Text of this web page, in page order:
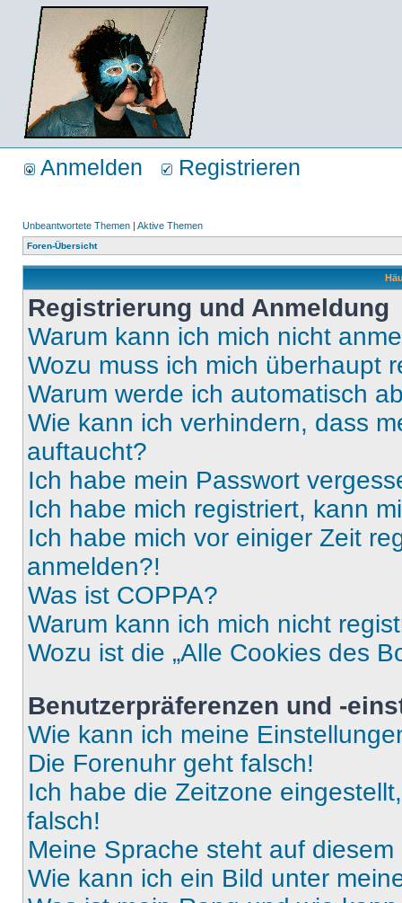
Anmelden Registrieren
Unbeantwortete Themen | Aktive Themen
Foren-Übersicht
Registrierung und Anmeldung
Warum kann ich mich nicht
Wozu muss ich mich überhaupt
Warum werde ich automatisch
Wie kann ich verhindern, dass
auftaucht?
Ich habe mein Passwort
Ich habe mich registriert, kann
Ich habe mich vor einiger Zeit
anmelden?!
Was ist COPPA?
Warum kann ich mich nicht
Wozu ist die „Alle Cookies des
Benutzerpräferenzen und -
Wie kann ich meine
Die Forenuhr geht falsch!
Ich habe die Zeitzone
falsch!
Meine Sprache steht auf
Wie kann ich ein Bild unter